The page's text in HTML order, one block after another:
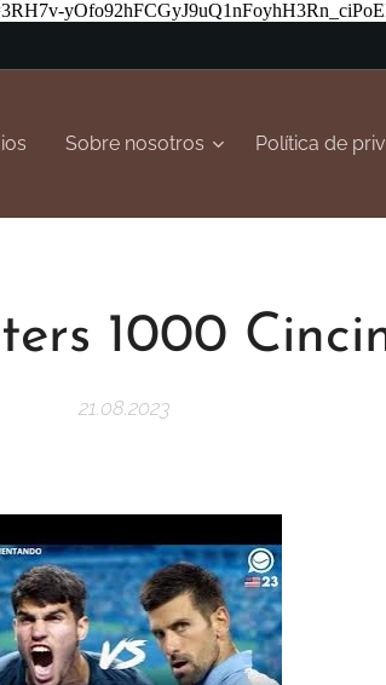
Sobre nosotros Política de
1000
21.08.2023